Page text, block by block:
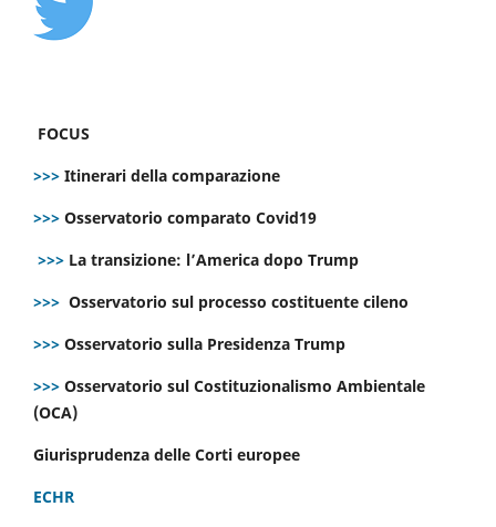
FOCUS
>>> Itinerari della comparazione
>>> Osservatorio comparato Covid19
>>> La transizione: l’America dopo Trump
>>> Osservatorio sul processo costituente cileno
>>> Osservatorio sulla Presidenza Trump
>>> Osservatorio sul Costituzionalismo Ambientale
(OCA)
Giurisprudenza delle Corti europee
ECHR